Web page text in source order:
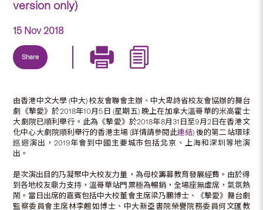
version only)
15 Nov 2018
Share
由香港中文大學 (中大) 校友會聯會主辦、中大卑詩省校友會協辦的舞台
劇《摯愛》於2018年10月5日 (星期五) 晚上在加拿大溫哥華的米高霍士
大劇院已順利舉行。此為《摯愛》於2018年8月31日至9月2日在香港文
化中心大劇院順利舉行的香港主場 (詳情請參閱此連結) 後的第二站環球
巡迴演出，2019年會到中國主要城市包括北京、上海和深圳等地演
出。
是次演出目的乃凝聚中大校友力量，為母校籌募教育發展經費。由於得
到各地校友鼎力支持，溫哥華站門票極為暢銷，全場座無虛席，氣氛熱
鬧。當日出席的嘉賓包括中大校董會主席梁乃鵬博士、《摯愛》舞台劇
監察委員會主席林李翹如博士、中大新亞書院榮譽院務委員何文匯教